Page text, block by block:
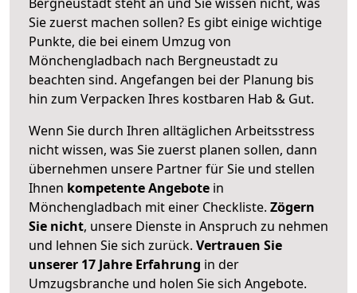
Sie zuerst machen sollen? Es gibt einige wichtige
Punkte, die bei einem Umzug von
Mönchengladbach nach Bergneustadt zu
beachten sind. Angefangen bei der Planung bis
hin zum Verpacken Ihres kostbaren Hab & Gut.
Wenn Sie durch Ihren alltäglichen Arbeitsstress
nicht wissen, was Sie zuerst planen sollen, dann
übernehmen unsere Partner für Sie und stellen
Ihnen kompetente Angebote in
Mönchengladbach mit einer Checkliste. Zögern
Sie nicht, unsere Dienste in Anspruch zu nehmen
und lehnen Sie sich zurück. Vertrauen Sie
unserer 17 Jahre Erfahrung in der
Umzugsbranche und holen Sie sich Angebote.